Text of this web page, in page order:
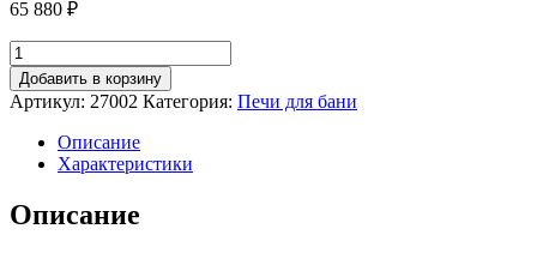
65 880 ₽
Количество
товара
Дровяная
банная
печь
Grill'D
Cometa
Vega
240
Добавить в корзину
Артикул: 27002 Категория: Печи для бани
Описание
Характеристики
Описание